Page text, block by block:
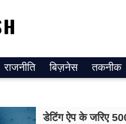
राजनीति बिज़नेस तकनीक
डेटिंग ऐप के जरिए